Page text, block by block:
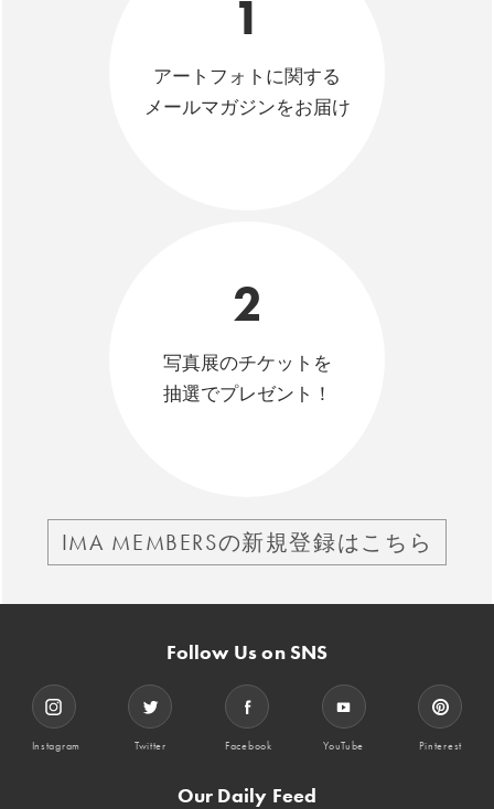
1
アートフォトに関する
メールマガジンをお届け
2
写真展のチケットを
抽選でプレゼント！
IMA MEMBERSの新規登録はこちら
Follow Us on SNS
Instagram Twitter Facebook YouTube Pinterest
Our Daily Feed